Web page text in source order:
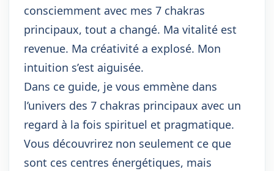
consciemment avec mes 7 chakras
principaux, tout a changé. Ma vitalité est
revenue. Ma créativité a explosé. Mon
intuition s’est aiguisée.
Dans ce guide, je vous emmène dans
l’univers des 7 chakras principaux avec un
regard à la fois spirituel et pragmatique.
Vous découvrirez non seulement ce que
sont ces centres énergétiques, mais